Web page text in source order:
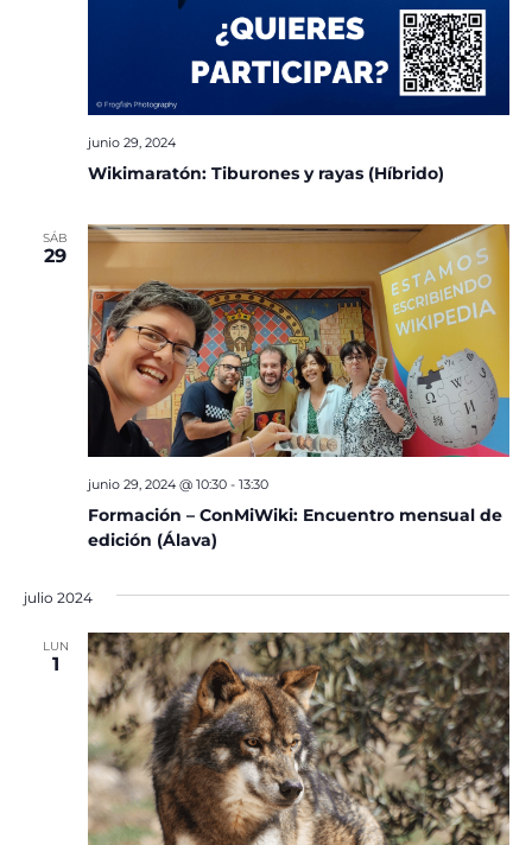
Wikimaratón: Tiburones y rayas (Híbrido)
junio 29, 2024
SÁB
29
Formación – ConMiWiki: Encuentro mensual de
edición (Álava)
junio 29, 2024 @ 10:30- 13:30
julio 2024
LUN
1